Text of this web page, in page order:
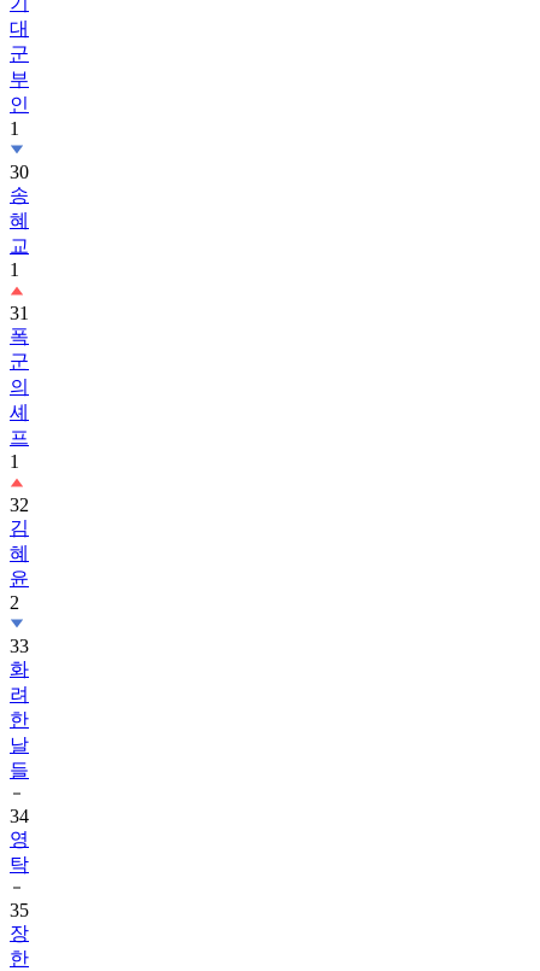
대
군
부
인
1
30
송
혜
교
1
31
폭
군
의
셰
프
1
32
김
혜
윤
2
33
화
려
한
날
들
34
영
탁
35
장
한